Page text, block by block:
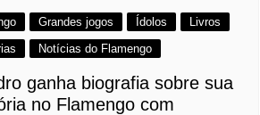
Grandes jogos Ídolos
Livros
Notícias do Flamengo
ganha biografia sobre sua
no Flamengo com